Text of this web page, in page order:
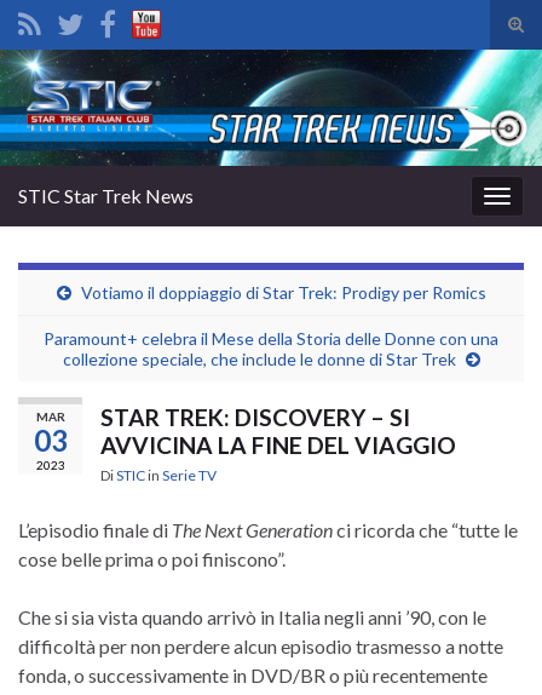
il
di
Search for:
la
STIC Star Trek News
Votiamo il doppiaggio di Star Trek: Prodigy per Romics
Paramount+ celebra il Mese della Storia delle Donne con una
collezione speciale, che include le donne di Star Trek
MAR
03
2023
STAR TREK: DISCOVERY – SI
AVVICINA LA FINE DEL VIAGGIO
DiSTICin Serie TV
L’episodio finale di The Next Generationci ricorda che “tutte le
cose belle prima o poi finiscono”.
Che si sia vista quando arrivò in Italia negli anni ’90, con le
difficoltà per non perdere alcun episodio trasmesso a notte
fonda, o successivamente in DVD/BR o più recentemente